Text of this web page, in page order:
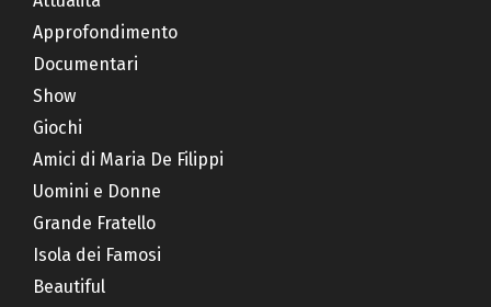
Approfondimento
Documentari
Show
Giochi
Amici di Maria De Filippi
Uomini e Donne
Grande Fratello
Isola dei Famosi
Beautiful